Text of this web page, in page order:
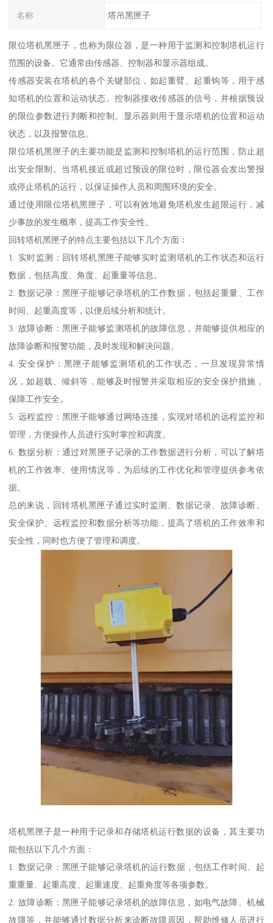
名称 塔吊黑匣子
限位塔机黑匣子，也称为限位器，是一种用于监测和控制塔机运行
范围的设备。它通常由传感器、控制器和显示器组成。
传感器安装在塔机的各个关键部位，如起重臂、起重钩等，用于感
知塔机的位置和运动状态。控制器接收传感器的信号，并根据预设
的限位参数进行判断和控制。显示器则用于显示塔机的位置和运动
状态，以及报警信息。
限位塔机黑匣子的主要功能是监测和控制塔机的运行范围，防止超
出安全限制。当塔机接近或超过预设的限位时，限位器会发出警报
或停止塔机的运行，以保证操作人员和周围环境的安全。
通过使用限位塔机黑匣子，可以有效地避免塔机发生超限运行，减
少事故的发生概率，提高工作安全性。
回转塔机黑匣子的特点主要包括以下几个方面：
1. 实时监测：回转塔机黑匣子能够实时监测塔机的工作状态和运行
数据，包括高度、角度、起重量等信息。
2. 数据记录：黑匣子能够记录塔机的工作数据，包括起重量、工作
时间、起重高度等，以便后续分析和统计。
3. 故障诊断：黑匣子能够监测塔机的故障信息，并能够提供相应的
故障诊断和报警功能，及时发现和解决问题。
4. 安全保护：黑匣子能够监测塔机的工作状态，一旦发现异常情
况，如超载、倾斜等，能够及时报警并采取相应的安全保护措施，
保障工作安全。
5. 远程监控：黑匣子能够通过网络连接，实现对塔机的远程监控和
管理，方便操作人员进行实时掌控和调度。
6. 数据分析：通过对黑匣子记录的工作数据进行分析，可以了解塔
机的工作效率、使用情况等，为后续的工作优化和管理提供参考依
据。
总的来说，回转塔机黑匣子通过实时监测、数据记录、故障诊断、
安全保护、远程监控和数据分析等功能，提高了塔机的工作效率和
安全性，同时也方便了管理和调度。
塔机黑匣子是一种用于记录和存储塔机运行数据的设备，其主要功
能包括以下几个方面：
1. 数据记录：黑匣子能够记录塔机的运行数据，包括工作时间、起
重重量、起重高度、起重速度、起重角度等各项参数。
2. 故障诊断：黑匣子能够记录塔机的故障信息，如电气故障、机械
故障等，并能够通过数据分析来诊断故障原因，帮助维修人员进行